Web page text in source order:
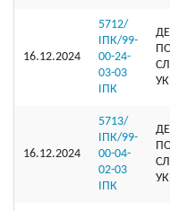
16.12.2024
5712/
ІПК/99-
00-24-
03-03
ІПК
16.12.2024
5713/
ІПК/99-
00-04-
02-03
ІПК